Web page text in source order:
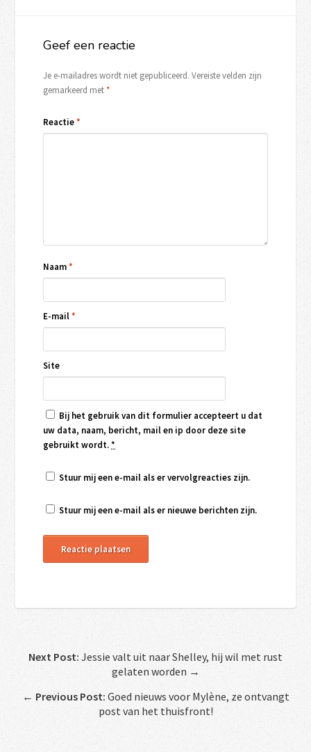
Geef een reactie
Je e-mailadres wordt niet gepubliceerd. Vereiste velden zijn
gemarkeerd met*
Reactie*
Naam*
E-mail*
Site
Bij het gebruik van dit formulier accepteert u dat
uw data, naam, bericht, mail en ip door deze site
gebruikt wordt.*
Stuur mij een e-mail als er vervolgreacties zijn.
Stuur mij een e-mail als er nieuwe berichten zijn.
Next Post: Jessie valt uit naar Shelley, hij wil met rust
gelaten worden →
← Previous Post: Goed nieuws voor Mylène, ze ontvangt
post van het thuisfront!